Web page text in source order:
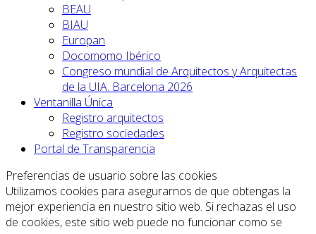
BEAU
BIAU
Europan
Docomomo Ibérico
Congreso mundial de Arquitectos y Arquitectas
de la UIA. Barcelona 2026
Ventanilla Única
Registro arquitectos
Registro sociedades
Portal de Transparencia
Preferencias de usuario sobre las cookies
Utilizamos cookies para asegurarnos de que obtengas la
mejor experiencia en nuestro sitio web. Si rechazas el uso
de cookies, este sitio web puede no funcionar como se